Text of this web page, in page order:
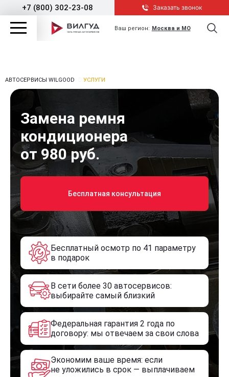
+7 (800) 302-23-08 Заказать звонок
Ваш регион: Москва и МО
АВТОСЕРВИСЫ WILGOOD УСЛУГИ
Замена ремня
кондиционера
от 980 руб.
Бесплатная консультация
Бесплатный осмотр по 41 параметру
в подарок
В сети более 30 автосервисов:
выбирайте самый близкий
Федеральная гарантия 2 года по
договору: мы отвечаем за свои слова
Экономим ваше время: если
не уложились в срок — выплачиваем